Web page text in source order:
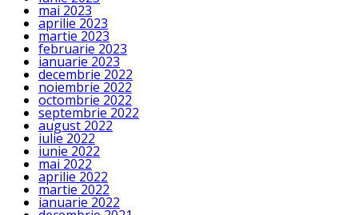
mai 2023
aprilie 2023
martie 2023
februarie 2023
ianuarie 2023
decembrie 2022
noiembrie 2022
octombrie 2022
septembrie 2022
august 2022
iulie 2022
iunie 2022
mai 2022
aprilie 2022
martie 2022
ianuarie 2022